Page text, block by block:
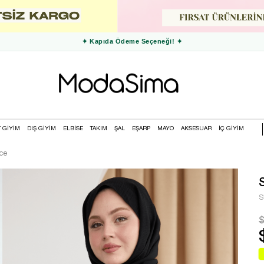
✦ 3000 TL ve Üzeri Ücretsiz Kargo ✦
GİYİM DIŞ GİYİM ELBİSE TAKIM ŞAL EŞARP MAYO AKSESUAR İÇ GİYİM